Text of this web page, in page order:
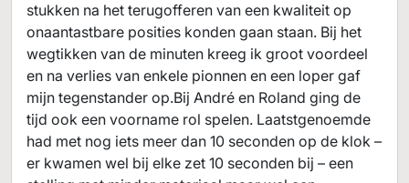
stukken na het terugofferen van een kwaliteit op
onaantastbare posities konden gaan staan. Bij het
wegtikken van de minuten kreeg ik groot voordeel
en na verlies van enkele pionnen en een loper gaf
mijn tegenstander op.Bij André en Roland ging de
tijd ook een voorname rol spelen. Laatstgenoemde
had met nog iets meer dan 10 seconden op de klok –
er kwamen wel bij elke zet 10 seconden bij – een